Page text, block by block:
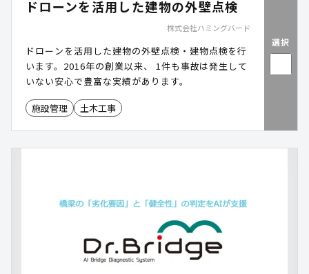
ドローンを活用した建物の外壁点検
株式会社ハミングバード
ドローンを活用した建物の外壁点検・建物点検を行
います。2016年の創業以来、 1件も事故は発生して
いない安心で豊富な実績があります。
施設管理 土木工事
選択